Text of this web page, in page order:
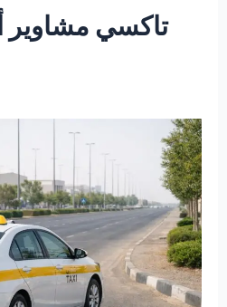
تاكسي مشاوير